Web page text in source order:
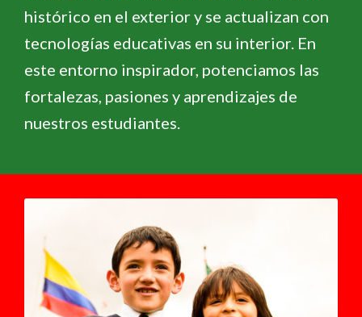
histórico en el exterior y se actualizan con
tecnologías educativas en su interior. En
este entorno inspirador, potenciamos las
fortalezas, pasiones y aprendizajes de
nuestros estudiantes.